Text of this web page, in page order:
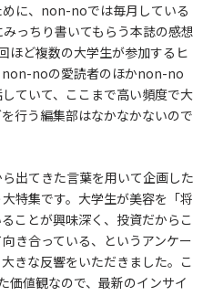
に、non-noでは毎月している
っちり書いてもらう本誌の感想
ほど複数の大学生が参加するヒ
non-noの愛読者のほかnon-no
ていて、ここまで高い頻度で大
行う編集部はなかなかないので
出てきた言葉を用いて企画した
特集です。大学生が美容を「将
ことが興味深く、投資だからこ
き合っている、というアンケー
きな反響をいただきました。こ
価値観なので、最新のインサイ